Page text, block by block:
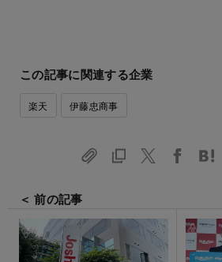
この記事に関連する企業
楽天 伊藤忠商事
＜ 前の記事